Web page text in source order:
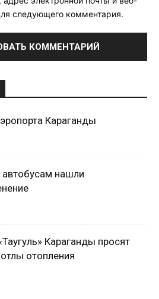
следующего комментария.
Караганды
нашли
Караганды просят
отопления